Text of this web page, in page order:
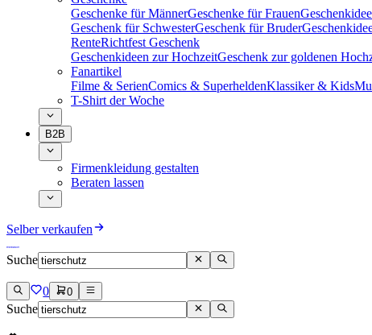
Geschenke für MännerGeschenke für Frauen
Geschenk für SchwesterGeschenk für Bruder
RenteRichtfest Geschenk
Geschenkideen zur HochzeitGeschenk zur goldenen
Fanartikel
Filme & SerienComics & SuperheldenKlassiker & Kids
T-Shirt der Woche
B2B
Firmenkleidung gestalten
Beraten lassen
Selber verkaufen
Suche
0 0
Suche